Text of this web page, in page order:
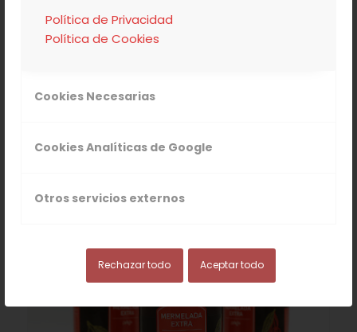
Política de Privacidad
Política de Cookies
Cookies Necesarias
Cookies Analíticas de Google
Otros servicios externos
Rechazar todo Aceptar todo